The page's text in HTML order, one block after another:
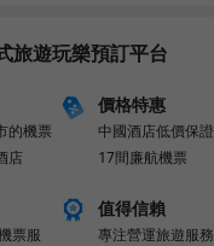
旅遊玩樂預訂平台
的機票
店
價格特惠
中國酒店低價保
17間廉航機票
票服
值得信賴
專注營運旅遊服